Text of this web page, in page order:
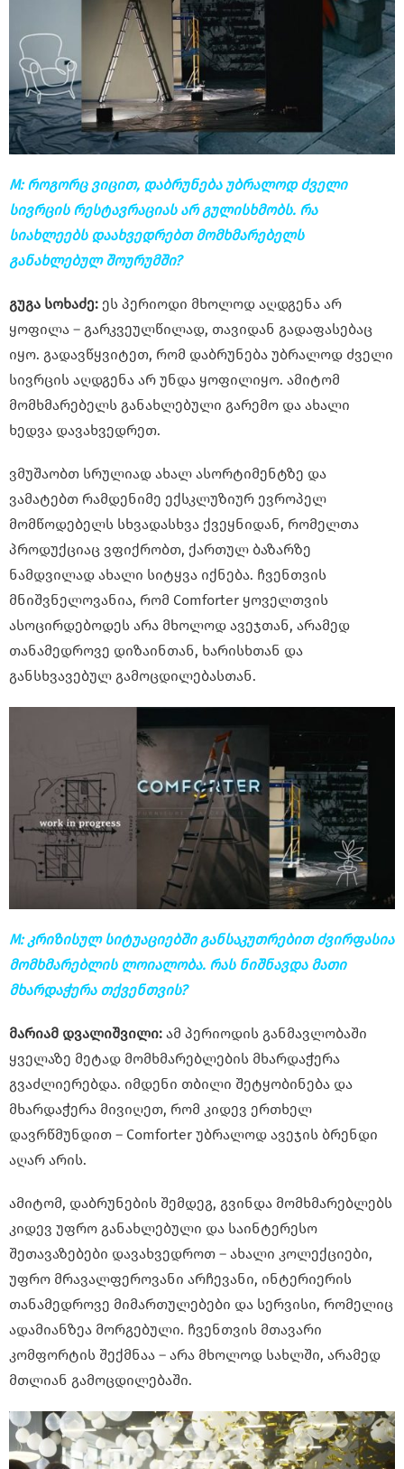
M: როგორც ვიცით, დაბრუნება უბრალოდ ძველი
სივრცის რესტავრაციას არ გულისხმობს. რა
სიახლეებს დაახვედრებთ მომხმარებელს
განახლებულ შოურუმში?
გუგა სოხაძე: ეს პერიოდი მხოლოდ აღდგენა არ
ყოფილა – გარკვეულწილად, თავიდან გადაფასებაც
იყო. გადავწყვიტეთ, რომ დაბრუნება უბრალოდ ძველი
სივრცის აღდგენა არ უნდა ყოფილიყო. ამიტომ
მომხმარებელს განახლებული გარემო და ახალი
ხედვა დავახვედრეთ.
ვმუშაობთ სრულიად ახალ ასორტიმენტზე და
ვამატებთ რამდენიმე ექსკლუზიურ ევროპელ
მომწოდებელს სხვადასხვა ქვეყნიდან, რომელთა
პროდუქციაც ვფიქრობთ, ქართულ ბაზარზე
ნამდვილად ახალი სიტყვა იქნება. ჩვენთვის
მნიშვნელოვანია, რომ Comforter ყოველთვის
ასოცირდებოდეს არა მხოლოდ ავეჯთან, არამედ
თანამედროვე დიზაინთან, ხარისხთან და
განსხვავებულ გამოცდილებასთან.
M: კრიზისულ სიტუაციებში განსაკუთრებით ძვირფასია
მომხმარებლის ლოიალობა. რას ნიშნავდა მათი
მხარდაჭერა თქვენთვის?
მარიამ დვალიშვილი: ამ პერიოდის განმავლობაში
ყველაზე მეტად მომხმარებლების მხარდაჭერა
გვაძლიერებდა. იმდენი თბილი შეტყობინება და
მხარდაჭერა მივიღეთ, რომ კიდევ ერთხელ
დავრწმუნდით – Comforter უბრალოდ ავეჯის ბრენდი
აღარ არის.
ამიტომ, დაბრუნების შემდეგ, გვინდა მომხმარებლებს
კიდევ უფრო განახლებული და საინტერესო
შეთავაზებები დავახვედროთ – ახალი კოლექციები,
უფრო მრავალფეროვანი არჩევანი, ინტერიერის
თანამედროვე მიმართულებები და სერვისი, რომელიც
ადამიანზეა მორგებული. ჩვენთვის მთავარი
კომფორტის შექმნაა – არა მხოლოდ სახლში, არამედ
მთლიან გამოცდილებაში.